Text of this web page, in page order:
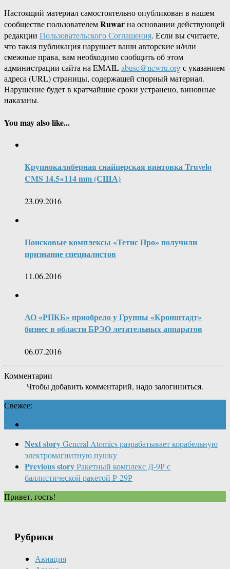
Настоящий материал самостоятельно опубликован в нашем
сообществе пользователемRuwarна основании действующей
редакции Пользовательского Соглашения. Если вы считаете,
что такая публикация нарушает ваши авторские и/или
смежные права, вам необходимо сообщить об этом
администрации сайта на EMAILabuse@newru.orgс указанием
адреса (URL) страницы, содержащей спорный материал.
Нарушение будет в кратчайшие сроки устранено, виновные
наказаны.
You may also like...
Крупнокалиберная снайперская винтовка Truvelo
CMS 14.5×114 mm (США)
23.09.2016
Поисковые комплексы «Тетис Про» получили
признание специалистов
11.06.2016
АО «РПКБ» приобрело у Группы «Кронштадт»
бизнес в области БРЭО летательных аппаратов
06.07.2016
Комментарии
Чтобы добавить комментарий, надо залогиниться.
Свежее:
Next storyGeneral Atomics разрабатывает корабельную
электромагнитную пушку
Previous storyРакетный комплекс Д-9Р с
баллистической ракетой Р-29Р
Привет, гость!
Рубрики
Авиация